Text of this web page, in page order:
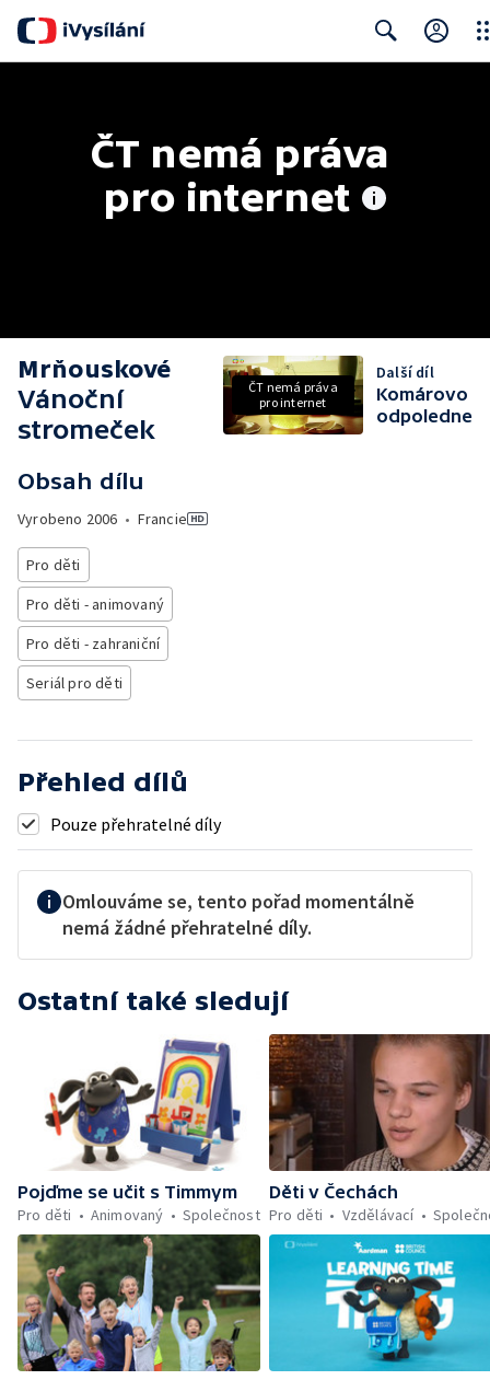
ČT nemá práva
pro internet
Mrňouskové
Vánoční
stromeček
Obsah dílu
Vyrobeno 2006 • Francie
Pro děti
Pro děti - animovaný
Pro děti - zahraniční
Seriál pro děti
ČT nemá práva
pro internet
Další díl
Komárovo
odpoledne
Přehled dílů
Pouze přehratelné díly
Omlouváme se, tento pořad momentálně
nemá žádné přehratelné díly.
Ostatní také sledují
Pojďme se učit s Timmym
Pro děti
Animovaný Společnost
Děti v Čechách
Pro děti
Vzdělávací